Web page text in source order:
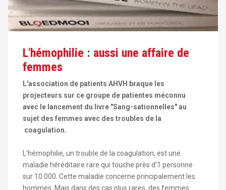
L'hémophilie : aussi une affaire de
femmes
L'association de patients AHVH braque les
projecteurs sur ce groupe de patientes méconnu
avec le lancement du livre "Sang-sationnelles" au
sujet des femmes avec des troubles de la
coagulation.
L'hémophilie, un trouble de la coagulation, est une
maladie héréditaire rare qui touche près d’1 personne
sur 10 000. Cette maladie concerne principalement les
hommes. Mais dans des cas plus rares, des femmes